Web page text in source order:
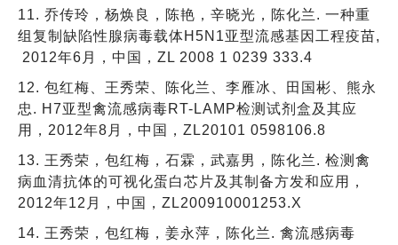
11. 乔传玲，杨焕良，陈艳，辛晓光，陈化兰. 一种重
组复制缺陷性腺病毒载体H5N1亚型流感基因工程疫苗,
2012年6月，中国，ZL 2008 1 0239 333.4
12. 包红梅、王秀荣、陈化兰、李雁冰、田国彬、熊永
忠. H7亚型禽流感病毒RT-LAMP检测试剂盒及其应
用，2012年8月，中国，ZL20101 0598106.8
13. 王秀荣，包红梅，石霖，武嘉男，陈化兰. 检测禽
病血清抗体的可视化蛋白芯片及其制备方发和应用，
2012年12月，中国，ZL200910001253.X
14. 王秀荣，包红梅，姜永萍，陈化兰. 禽流感病毒